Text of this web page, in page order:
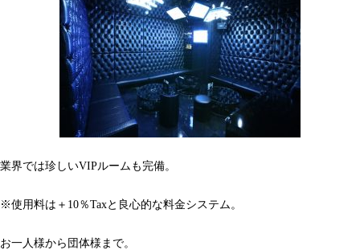
業界では珍しいVIPルームも完備。
※使用料は＋10％Taxと良心的な料金システム。
お一人様から団体様まで。